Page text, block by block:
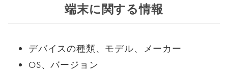
端末に関する情報
デバイスの種類、モデル、メーカー
OS、バージョン